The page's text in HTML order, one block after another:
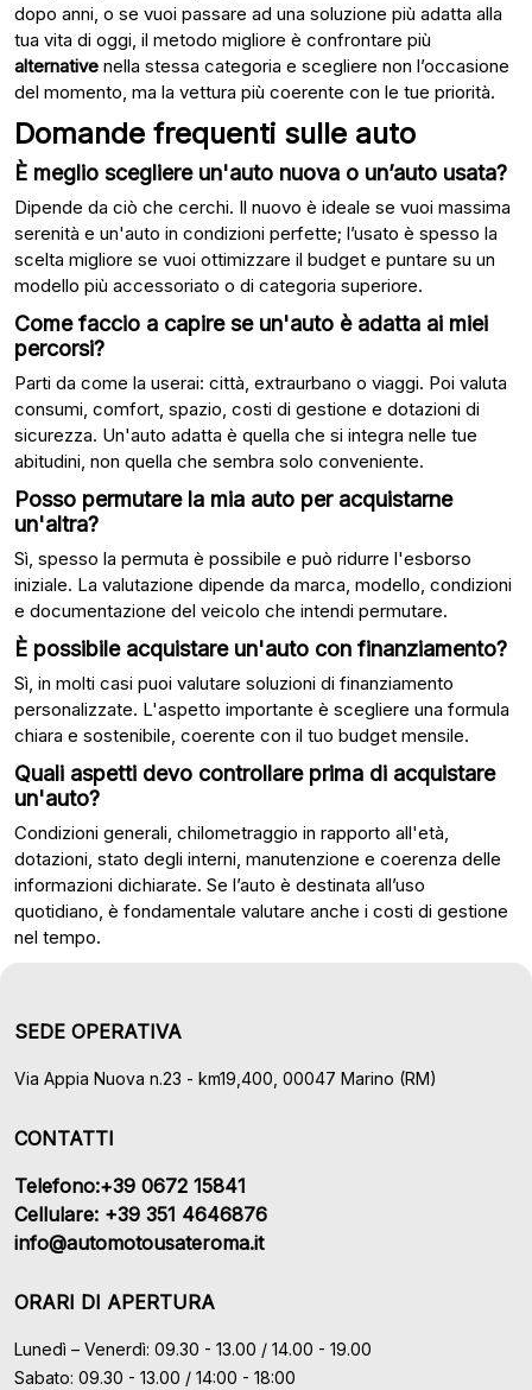
dopo anni, o se vuoi passare ad una soluzione più adatta alla
tua vita di oggi, il metodo migliore è confrontare più
alternative nella stessa categoria e scegliere non l’occasione
del momento, ma la vettura più coerente con le tue priorità.
Domande frequenti sulle auto
È meglio scegliere un'auto nuova o un’auto usata?
Dipende da ciò che cerchi. Il nuovo è ideale se vuoi massima
serenità e un'auto in condizioni perfette; l’usato è spesso la
scelta migliore se vuoi ottimizzare il budget e puntare su un
modello più accessoriato o di categoria superiore.
Come faccio a capire se un'auto è adatta ai miei
percorsi?
Parti da come la userai: città, extraurbano o viaggi. Poi valuta
consumi, comfort, spazio, costi di gestione e dotazioni di
sicurezza. Un'auto adatta è quella che si integra nelle tue
abitudini, non quella che sembra solo conveniente.
Posso permutare la mia auto per acquistarne
un'altra?
Sì, spesso la permuta è possibile e può ridurre l'esborso
iniziale. La valutazione dipende da marca, modello, condizioni
e documentazione del veicolo che intendi permutare.
È possibile acquistare un'auto con finanziamento?
Sì, in molti casi puoi valutare soluzioni di finanziamento
personalizzate. L'aspetto importante è scegliere una formula
chiara e sostenibile, coerente con il tuo budget mensile.
Quali aspetti devo controllare prima di acquistare
un'auto?
Condizioni generali, chilometraggio in rapporto all'età,
dotazioni, stato degli interni, manutenzione e coerenza delle
informazioni dichiarate. Se l’auto è destinata all’uso
quotidiano, è fondamentale valutare anche i costi di gestione
nel tempo.
SEDE OPERATIVA
Via Appia Nuova n.23 - km19,400, 00047 Marino (RM)
CONTATTI
Telefono:+39 0672 15841
Cellulare: +39 351 4646876
info@automotousateroma.it
ORARI DI APERTURA
Lunedì – Venerdì: 09.30 - 13.00 / 14.00 - 19.00
Sabato: 09.30 - 13.00 / 14:00 - 18:00